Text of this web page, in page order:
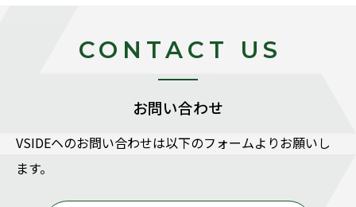
CONTACT US
お問い合わせ
VSIDEヘのお問い合わせは以下のフォームよりお願いし
ます。